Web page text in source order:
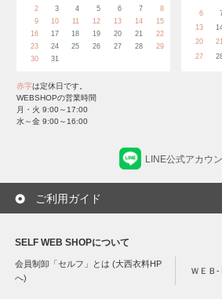
2
3 4 5 6 7
8
9
10 11 12 13 14
15
16
17 18 19 20 21
22
23
24 25 26 27 28
29
30
31
6
13
20
21
27
赤字は定休日です。
WEBSHOPの営業時間
月・火 9:00～17:00
水～金 9:00～16:00
LINE公式アカウ
ご利用ガイド
SELF WEB SHOPについて
会員制卸「セルフ」とは (大西衣料HP
へ)
ＷＥＢ-